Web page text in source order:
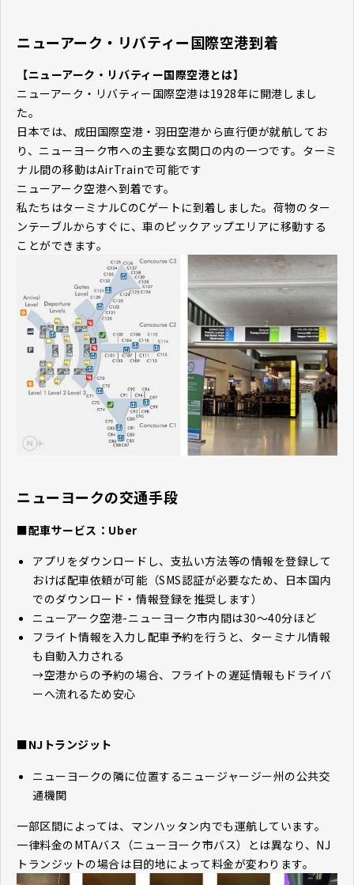
ニューアーク・リバティー国際空港到着
【ニューアーク・リバティー国際空港とは】
ニューアーク・リバティー国際空港は1928年に開港しまし
た。
日本では、成田国際空港・羽田空港から直行便が就航してお
り、ニューヨーク市への主要な玄関口の内の一つです。ターミ
ナル間の移動はAirTrainで可能です
ニューアーク空港へ到着です。
私たちはターミナルCのCゲートに到着しました。荷物のター
ンテーブルからすぐに、車のピックアップエリアに移動する
ことができます。
ニューヨークの交通手段
■配車サービス：Uber
アプリをダウンロードし、支払い方法等の情報を登録して
おけば配車依頼が可能（SMS認証が必要なため、日本国内
でのダウンロード・情報登録を推奨します）
ニューアーク空港-ニューヨーク市内間は30～40分ほど
フライト情報を入力し配車予約を行うと、ターミナル情報
も自動入力される
→空港からの予約の場合、フライトの遅延情報もドライバ
ーへ流れるため安心
■NJトランジット
ニューヨークの隣に位置するニュージャージー州の公共交
通機関
一部区間によっては、マンハッタン内でも運航しています。
一律料金のMTAバス（ニューヨーク市バス）とは異なり、NJ
トランジットの場合は目的地によって料金が変わります。